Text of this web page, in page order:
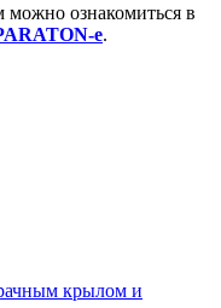
ознакомиться в
e.
крылом и